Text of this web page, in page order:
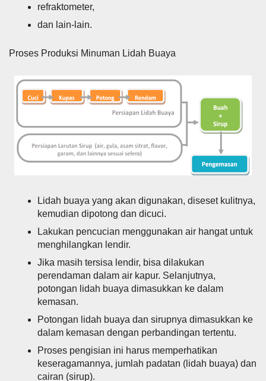
refraktometer,
dan lain-lain.
Proses Produksi Minuman Lidah Buaya
Lidah buaya yang akan digunakan, diseset kulitnya,
kemudian dipotong dan dicuci.
Lakukan pencucian menggunakan air hangat untuk
menghilangkan lendir.
Jika masih tersisa lendir, bisa dilakukan
perendaman dalam air kapur. Selanjutnya,
potongan lidah buaya dimasukkan ke dalam
kemasan.
Potongan lidah buaya dan sirupnya dimasukkan ke
dalam kemasan dengan perbandingan tertentu.
Proses pengisian ini harus memperhatikan
keseragamannya, jumlah padatan (lidah buaya) dan
cairan (sirup).